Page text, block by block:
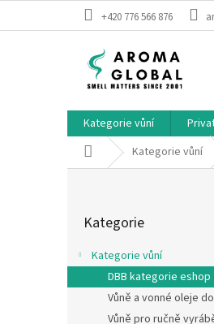
+420 776 566 876
Kategorie vůní
Domů Kategorie vůní
Kategorie
Kategorie vůní
DBB kategorie eshop
Vůně a vonné oleje
Vůně pro ručně